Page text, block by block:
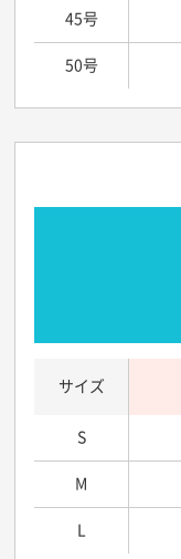
45号
50号
サイズ
S
M
L